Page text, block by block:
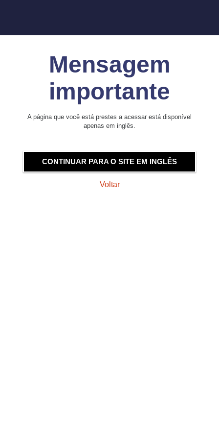
Mensagem
importante
A página que você está prestes a acessar está disponível
apenas em inglês.
CONTINUAR PARA O SITE EM INGLÊS
Voltar